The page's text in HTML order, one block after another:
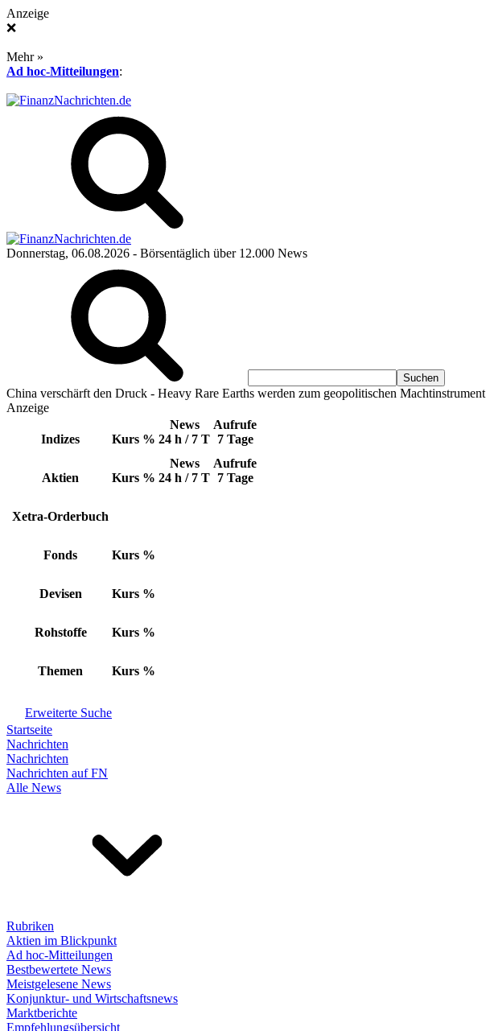
Anzeige
❌
Mehr »
Ad hoc-Mitteilungen:
Donnerstag, 06.08.2026 - Börsentäglich über 12.000 News
China verschärft den Druck - Heavy Rare Earths werden zum geopolitischen Machtinstrument
Anzeige
Indizes Kurs %
News
24 h / 7 T
Aufrufe
7 Tage
Aktien Kurs %
News
24 h / 7 T
Aufrufe
7 Tage
Xetra-Orderbuch
Fonds Kurs %
Devisen Kurs %
Rohstoffe Kurs %
Themen Kurs %
Erweiterte Suche
Startseite
Nachrichten
Nachrichten
Nachrichten auf FN
Alle News
Rubriken
Aktien im Blickpunkt
Ad hoc-Mitteilungen
Bestbewertete News
Meistgelesene News
Konjunktur- und Wirtschaftsnews
Marktberichte
Empfehlungsübersicht